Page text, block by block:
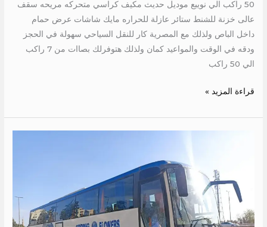
50 راكب الي نويبع موديل حديث مكيف كراسي متحركه مريحه سقف
عالى خزنة للشنط ستائر عازلة للحراره مايك شاشات عرض حمام
داخل الباص ولذلك مع المصرية كار للنقل السياحي سهولة في الحجز
ودقه في الوقت والمواعيد كمان ولذلك هتوفرلك بصاات من 7 راكب
الي 50 راكب
قراءة المزيد »
راكب
السويس